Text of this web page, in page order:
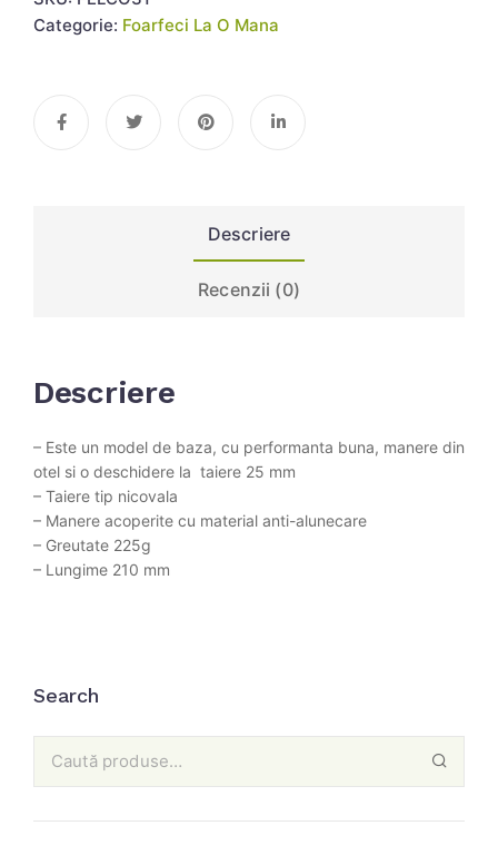
Categorie: Foarfeci La O Mana
Descriere
Recenzii (0)
Descriere
– Este un model de baza, cu performanta buna, manere din
otel si o deschidere la taiere 25 mm
– Taiere tip nicovala
– Manere acoperite cu material anti-alunecare
– Greutate 225g
– Lungime 210 mm
Search